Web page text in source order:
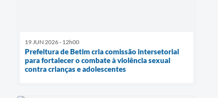
19 JUN 2026 - 12h00
Prefeitura de Betim cria comissão intersetorial
para fortalecer o combate à violência sexual
contra crianças e adolescentes